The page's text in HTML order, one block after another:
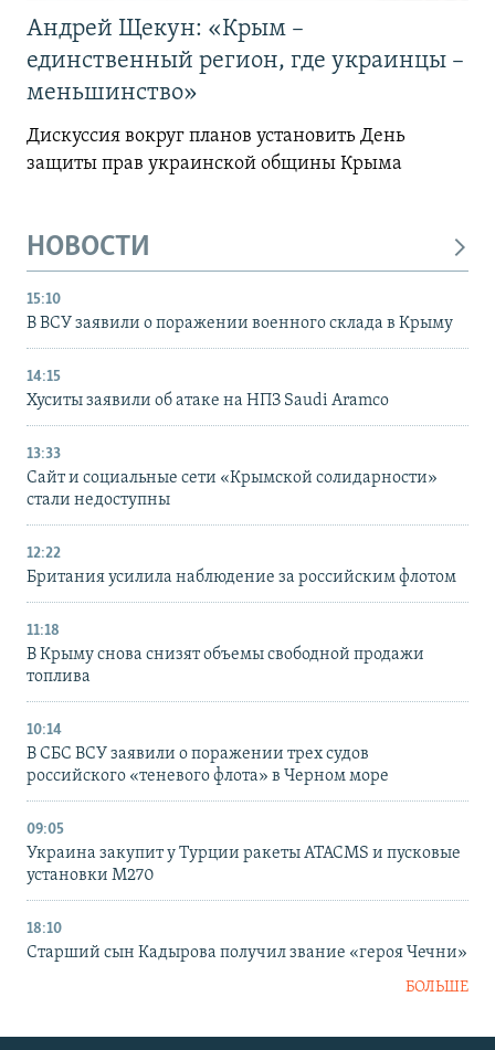
Андрей Щекун: «Крым –
единственный регион, где украинцы –
меньшинство»
Дискуссия вокруг планов установить День
защиты прав украинской общины Крыма
НОВОСТИ
15:10
В ВСУ заявили о поражении военного склада в Крыму
14:15
Хуситы заявили об атаке на НПЗ Saudi Aramco
13:33
Сайт и социальные сети «Крымской солидарности»
стали недоступны
12:22
Британия усилила наблюдение за российским флотом
11:18
В Крыму снова снизят объемы свободной продажи
топлива
10:14
В СБС ВСУ заявили о поражении трех судов
российского «теневого флота» в Черном море
09:05
Украина закупит у Турции ракеты ATACMS и пусковые
установки M270
18:10
Старший сын Кадырова получил звание «героя Чечни»
БОЛЬШЕ